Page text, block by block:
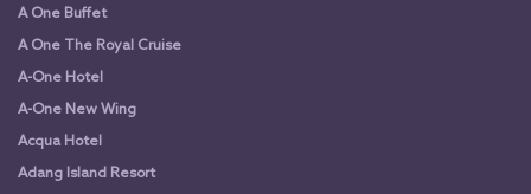
A One Buffet
A One The Royal Cruise
A-One Hotel
A-One New Wing
Acqua Hotel
Adang Island Resort